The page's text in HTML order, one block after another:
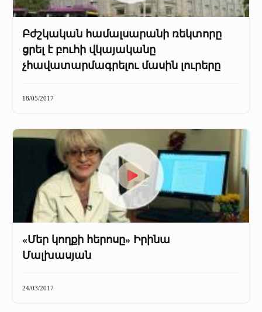
Բժշկական համալսարանի ռեկտորը
ցրել է բուհի վկայականը
չհավատարմագրելու մասին լուրերը
18/05/2017
«Մեր կողքի հերոսը» Իրինա
Մալխասյան
24/03/2017